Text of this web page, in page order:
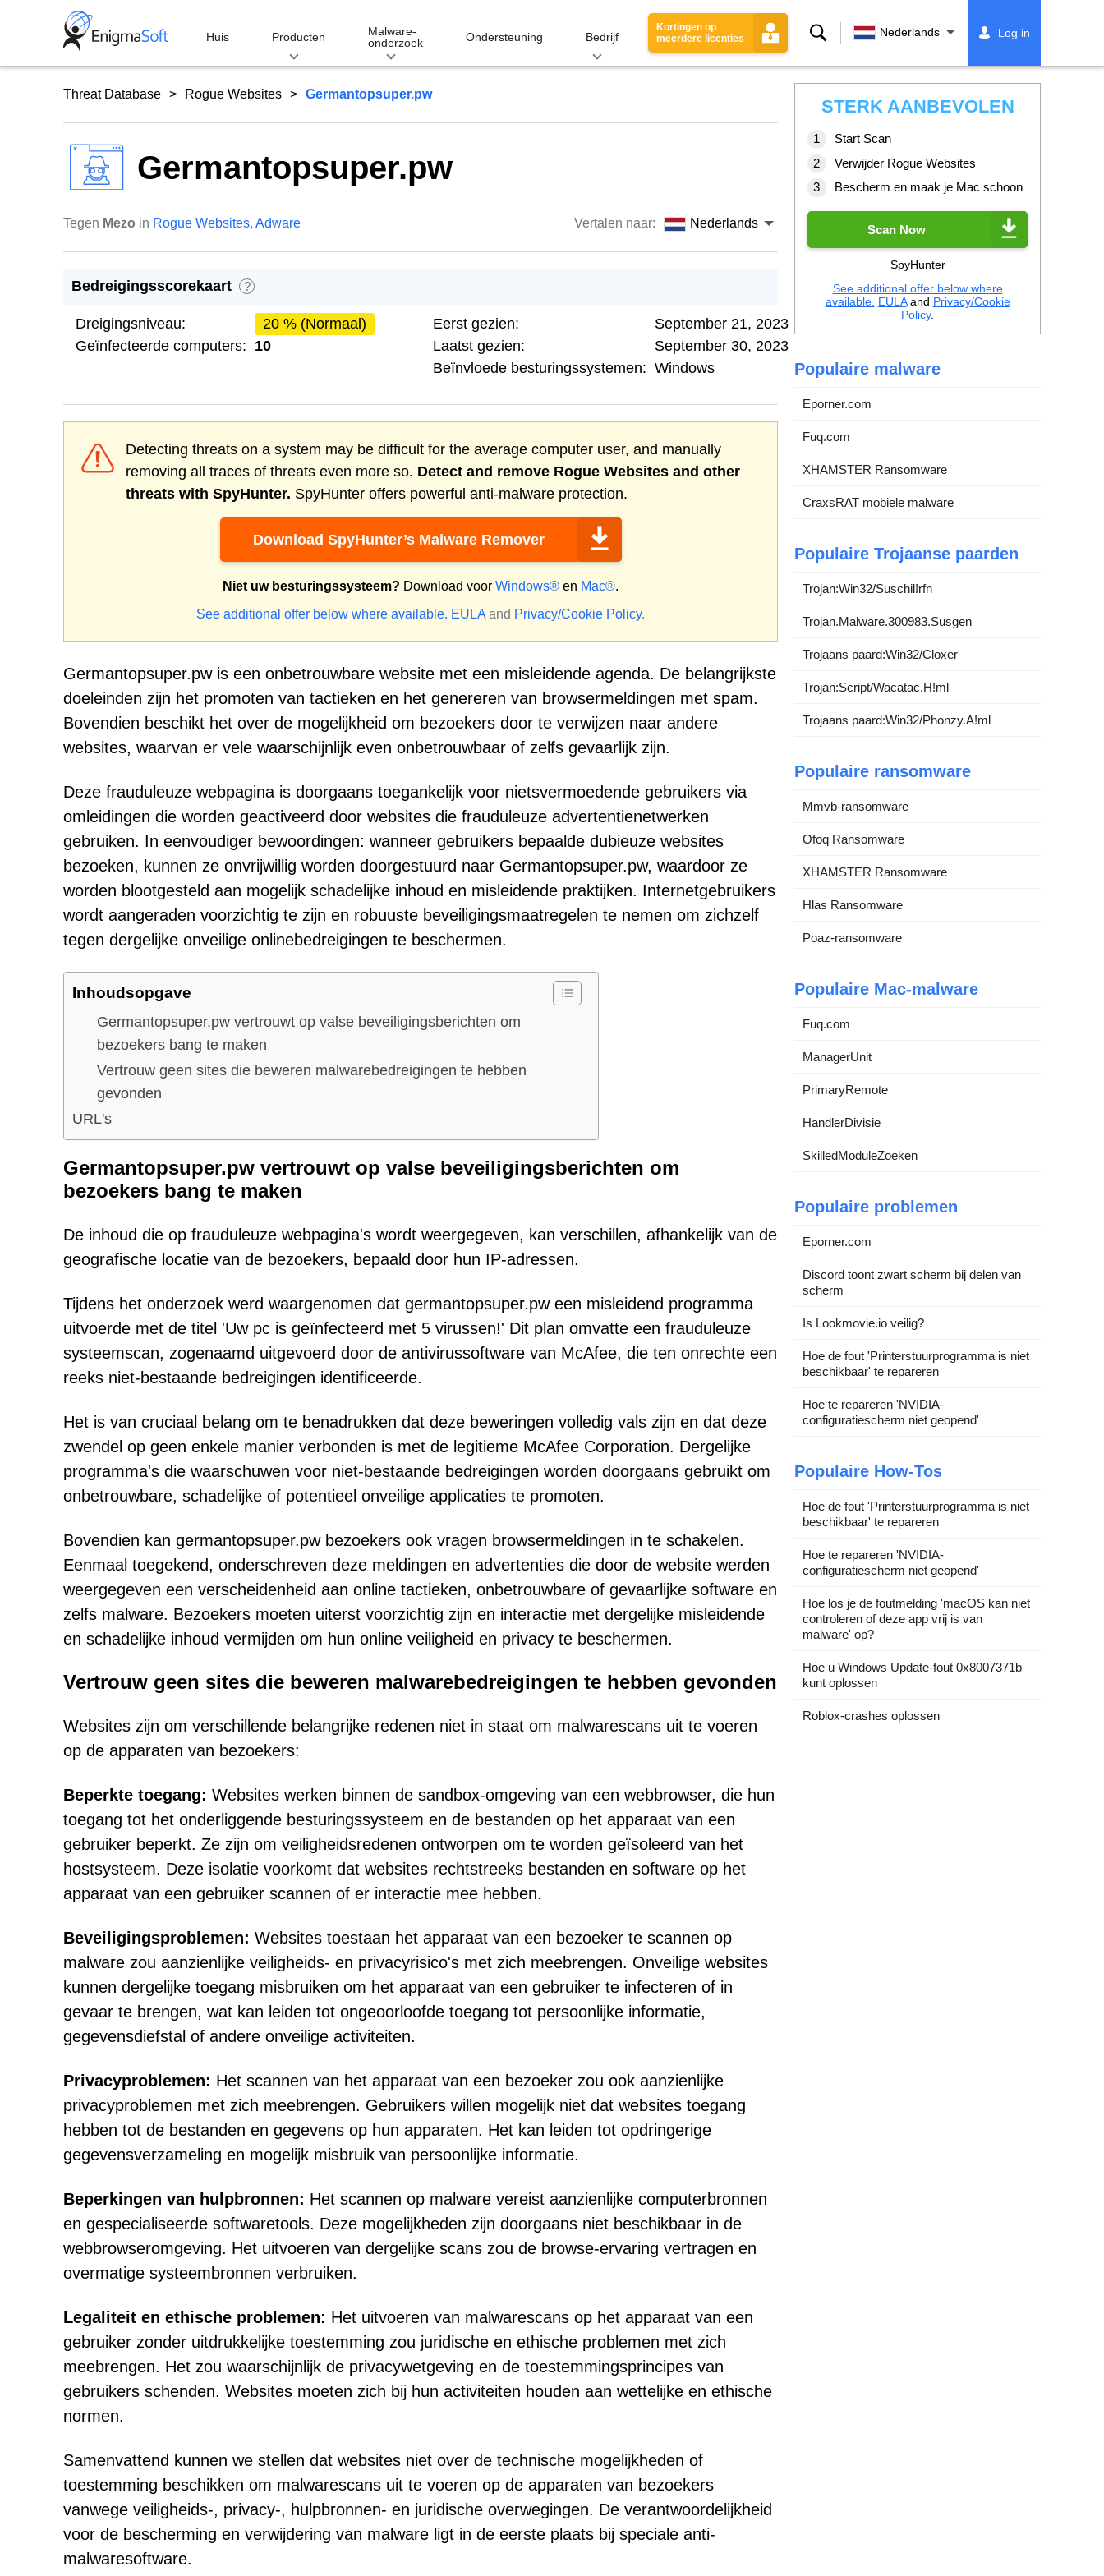
Huis Producten
Malware-
onderzoek
Ondersteuning Bedrijf
Kortingen op
meerdere licenties
Zoeken Nederlands Log in
Threat Database Rogue Websites Germantopsuper.pw
Germantopsuper.pw
Tegen Mezo in Rogue Websites, Adware Vertalen naar: Nederlands
Bedreigingsscorekaart ?
Dreigingsniveau:
20 % (Normaal)
Geïnfecteerde computers: 10
Eerst gezien:
September 21, 2023
Laatst gezien:
September 30, 2023
Beïnvloede besturingssystemen: Windows
Detecting threats on a system may be difficult for the average computer user, and manually
removing all traces of threats even more so. Detect and remove Rogue Websites and other
threats with SpyHunter. SpyHunter offers powerful anti-malware protection.
Download SpyHunter’s Malware Remover
Niet uw besturingssysteem? Download voor Windows® en Mac®.
See additional offer below where available. EULA and Privacy/Cookie Policy.
Germantopsuper.pw is een onbetrouwbare website met een misleidende agenda. De belangrijkste
doeleinden zijn het promoten van tactieken en het genereren van browsermeldingen met spam.
Bovendien beschikt het over de mogelijkheid om bezoekers door te verwijzen naar andere
websites, waarvan er vele waarschijnlijk even onbetrouwbaar of zelfs gevaarlijk zijn.
Deze frauduleuze webpagina is doorgaans toegankelijk voor nietsvermoedende gebruikers via
omleidingen die worden geactiveerd door websites die frauduleuze advertentienetwerken
gebruiken. In eenvoudiger bewoordingen: wanneer gebruikers bepaalde dubieuze websites
bezoeken, kunnen ze onvrijwillig worden doorgestuurd naar Germantopsuper.pw, waardoor ze
worden blootgesteld aan mogelijk schadelijke inhoud en misleidende praktijken. Internetgebruikers
wordt aangeraden voorzichtig te zijn en robuuste beveiligingsmaatregelen te nemen om zichzelf
tegen dergelijke onveilige onlinebedreigingen te beschermen.
Inhoudsopgave
Germantopsuper.pw vertrouwt op valse beveiligingsberichten om
bezoekers bang te maken
Vertrouw geen sites die beweren malwarebedreigingen te hebben
gevonden
URL's
Germantopsuper.pw vertrouwt op valse beveiligingsberichten om
bezoekers bang te maken
De inhoud die op frauduleuze webpagina's wordt weergegeven, kan verschillen, afhankelijk van de
geografische locatie van de bezoekers, bepaald door hun IP-adressen.
Tijdens het onderzoek werd waargenomen dat germantopsuper.pw een misleidend programma
uitvoerde met de titel 'Uw pc is geïnfecteerd met 5 virussen!' Dit plan omvatte een frauduleuze
systeemscan, zogenaamd uitgevoerd door de antivirussoftware van McAfee, die ten onrechte een
reeks niet-bestaande bedreigingen identificeerde.
Het is van cruciaal belang om te benadrukken dat deze beweringen volledig vals zijn en dat deze
zwendel op geen enkele manier verbonden is met de legitieme McAfee Corporation. Dergelijke
programma's die waarschuwen voor niet-bestaande bedreigingen worden doorgaans gebruikt om
onbetrouwbare, schadelijke of potentieel onveilige applicaties te promoten.
Bovendien kan germantopsuper.pw bezoekers ook vragen browsermeldingen in te schakelen.
Eenmaal toegekend, onderschreven deze meldingen en advertenties die door de website werden
weergegeven een verscheidenheid aan online tactieken, onbetrouwbare of gevaarlijke software en
zelfs malware. Bezoekers moeten uiterst voorzichtig zijn en interactie met dergelijke misleidende
en schadelijke inhoud vermijden om hun online veiligheid en privacy te beschermen.
Vertrouw geen sites die beweren malwarebedreigingen te hebben gevonden
Websites zijn om verschillende belangrijke redenen niet in staat om malwarescans uit te voeren
op de apparaten van bezoekers:
Beperkte toegang: Websites werken binnen de sandbox-omgeving van een webbrowser, die hun
toegang tot het onderliggende besturingssysteem en de bestanden op het apparaat van een
gebruiker beperkt. Ze zijn om veiligheidsredenen ontworpen om te worden geïsoleerd van het
hostsysteem. Deze isolatie voorkomt dat websites rechtstreeks bestanden en software op het
apparaat van een gebruiker scannen of er interactie mee hebben.
Beveiligingsproblemen: Websites toestaan het apparaat van een bezoeker te scannen op
malware zou aanzienlijke veiligheids- en privacyrisico's met zich meebrengen. Onveilige websites
kunnen dergelijke toegang misbruiken om het apparaat van een gebruiker te infecteren of in
gevaar te brengen, wat kan leiden tot ongeoorloofde toegang tot persoonlijke informatie,
gegevensdiefstal of andere onveilige activiteiten.
Privacyproblemen: Het scannen van het apparaat van een bezoeker zou ook aanzienlijke
privacyproblemen met zich meebrengen. Gebruikers willen mogelijk niet dat websites toegang
hebben tot de bestanden en gegevens op hun apparaten. Het kan leiden tot opdringerige
gegevensverzameling en mogelijk misbruik van persoonlijke informatie.
Beperkingen van hulpbronnen: Het scannen op malware vereist aanzienlijke computerbronnen
en gespecialiseerde softwaretools. Deze mogelijkheden zijn doorgaans niet beschikbaar in de
webbrowseromgeving. Het uitvoeren van dergelijke scans zou de browse-ervaring vertragen en
overmatige systeembronnen verbruiken.
Legaliteit en ethische problemen: Het uitvoeren van malwarescans op het apparaat van een
gebruiker zonder uitdrukkelijke toestemming zou juridische en ethische problemen met zich
meebrengen. Het zou waarschijnlijk de privacywetgeving en de toestemmingsprincipes van
gebruikers schenden. Websites moeten zich bij hun activiteiten houden aan wettelijke en ethische
normen.
Samenvattend kunnen we stellen dat websites niet over de technische mogelijkheden of
toestemming beschikken om malwarescans uit te voeren op de apparaten van bezoekers
vanwege veiligheids-, privacy-, hulpbronnen- en juridische overwegingen. De verantwoordelijkheid
voor de bescherming en verwijdering van malware ligt in de eerste plaats bij speciale anti-
malwaresoftware.
STERK AANBEVOLEN
Start Scan
Verwijder Rogue Websites
Bescherm en maak je Mac schoon
Scan Now
SpyHunter
See additional offer below where
available. EULAand Privacy/Cookie
Policy.
Populaire malware
Eporner.com
Fuq.com
XHAMSTER Ransomware
CraxsRAT mobiele malware
Populaire Trojaanse paarden
Trojan:Win32/Suschil!rfn
Trojan.Malware.300983.Susgen
Trojaans paard:Win32/Cloxer
Trojan:Script/Wacatac.H!ml
Trojaans paard:Win32/Phonzy.A!ml
Populaire ransomware
Mmvb-ransomware
Ofoq Ransomware
XHAMSTER Ransomware
Hlas Ransomware
Poaz-ransomware
Populaire Mac-malware
Fuq.com
ManagerUnit
PrimaryRemote
HandlerDivisie
SkilledModuleZoeken
Populaire problemen
Eporner.com
Discord toont zwart scherm bij delen van
scherm
Is Lookmovie.io veilig?
Hoe de fout 'Printerstuurprogramma is niet
beschikbaar' te repareren
Hoe te repareren 'NVIDIA-
configuratiescherm niet geopend'
Populaire How-Tos
Hoe de fout 'Printerstuurprogramma is niet
beschikbaar' te repareren
Hoe te repareren 'NVIDIA-
configuratiescherm niet geopend'
Hoe los je de foutmelding 'macOS kan niet
controleren of deze app vrij is van
malware' op?
Hoe u Windows Update-fout 0x8007371b
kunt oplossen
Roblox-crashes oplossen